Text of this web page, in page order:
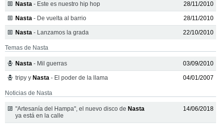
Nasta - Este es nuestro hip hop 28/11/2010
Nasta - De vuelta al barrio 28/11/2010
Nasta - Lanzamos la grada 22/10/2010
Temas de Nasta
Nasta - Mil guerras 03/09/2010
tripy y Nasta - El poder de la llama 04/01/2007
Noticias de Nasta
"Artesanía del Hampa", el nuevo disco de Nasta
ya está en la calle
14/06/2018